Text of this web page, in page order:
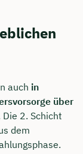
auch in
über
2. Schicht
dem